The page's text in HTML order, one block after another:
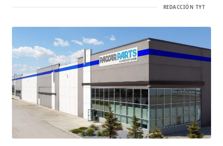
REDACCIÓN TYT